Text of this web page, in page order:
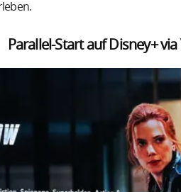
Parallel-Start auf Disney+ via